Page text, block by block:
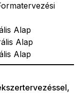
Alap
Alap
Alap